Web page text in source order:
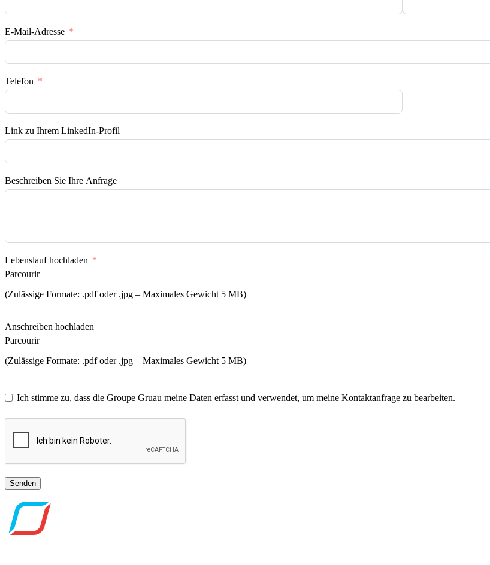
E-Mail-Adresse
Telefon
Link zu Ihrem LinkedIn-Profil
Beschreiben Sie Ihre Anfrage
Lebenslauf hochladen
Parcourir
(Zulässige Formate: .pdf oder .jpg – Maximales Gewicht 5 MB)
Anschreiben hochladen
Parcourir
(Zulässige Formate: .pdf oder .jpg – Maximales Gewicht 5 MB)
Ich stimme zu, dass die Groupe Gruau meine Daten erfasst und verwendet, um meine Kontaktanfrage zu bearbeiten.
Senden